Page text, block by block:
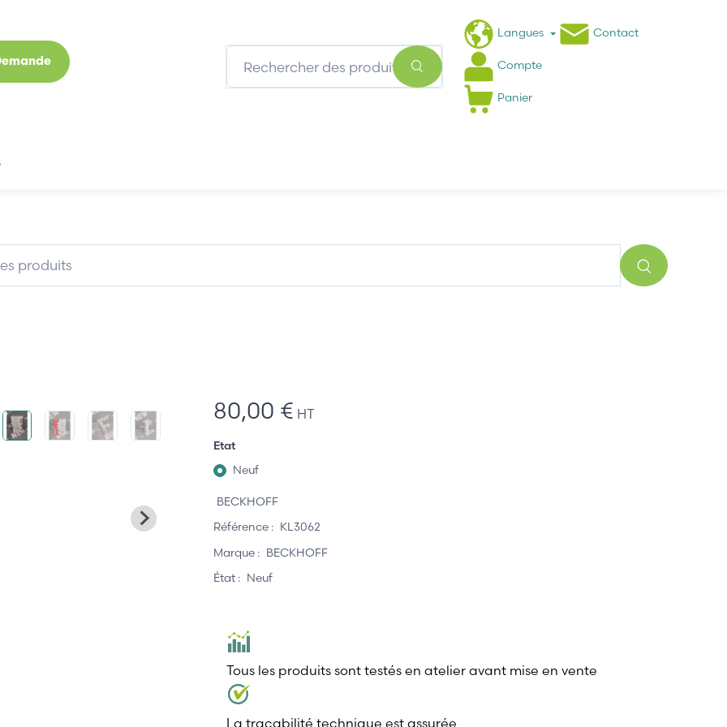
Langues Contact
Compte
Panier
80,00 € HT
Etat
Neuf
BECKHOFF
Référence : KL3062
Marque : BECKHOFF
État : Neuf
Tous les produits sont testés en atelier avant mise en vente
La traçabilité technique est assurée